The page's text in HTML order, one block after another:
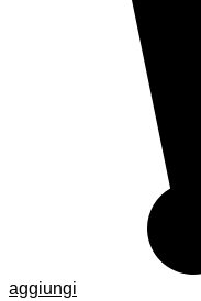
aggiungi